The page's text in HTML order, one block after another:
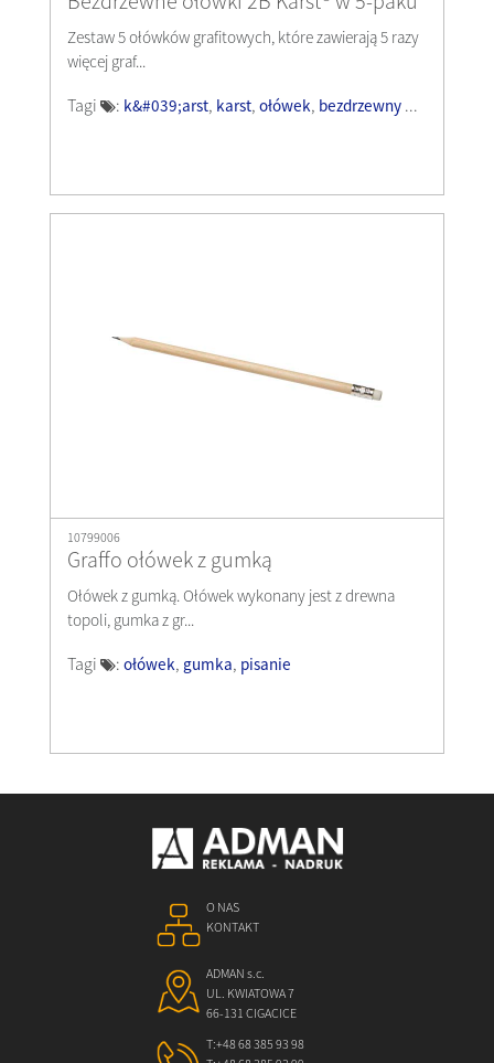
Zestaw 5 ołówków grafitowych, które zawierają 5 razy
więcej graf...
Tagi : k&#039;arst, karst, ołówek, bezdrzewny ...
10799006
Graffo ołówek z gumką
Ołówek z gumką. Ołówek wykonany jest z drewna
topoli, gumka z gr...
Tagi : ołówek, gumka, pisanie
O NAS
KONTAKT
ADMAN s.c.
UL. KWIATOWA 7
66-131 CIGACICE
T:+48 68 385 93 98